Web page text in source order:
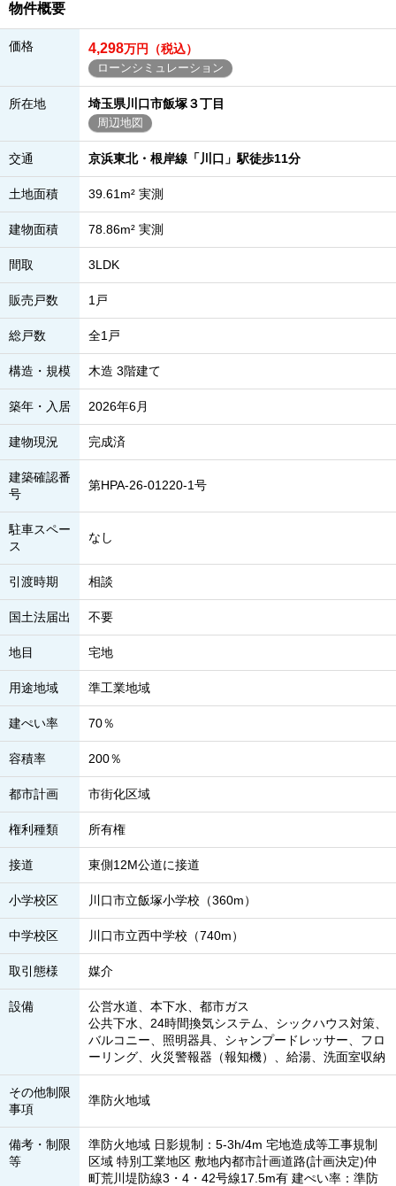
物件概要
価格 4,298万円（税込）
ローンシミュレーション
所在地 埼玉県川口市飯塚３丁目
周辺地図
交通 京浜東北・根岸線「川口」駅徒歩11分
土地面積 39.61m² 実測
建物面積 78.86m² 実測
間取 3LDK
販売戸数 1戸
総戸数 全1戸
構造・規模 木造 3階建て
築年・入居 2026年6月
建物現況 完成済
建築確認番
号
第HPA-26-01220-1号
駐車スペー
ス
なし
引渡時期 相談
国土法届出 不要
地目 宅地
用途地域 準工業地域
建ぺい率 70％
容積率 200％
都市計画 市街化区域
権利種類 所有権
接道 東側12M公道に接道
小学校区 川口市立飯塚小学校（360m）
中学校区 川口市立西中学校（740m）
取引態様 媒介
設備
公営水道、本下水、都市ガス
公共下水、24時間換気システム、シックハウス対策、
バルコニー、照明器具、シャンプードレッサー、フロ
ーリング、火災警報器（報知機）、給湯、洗面室収納
その他制限
事項
準防火地域
備考・制限
等
準防火地域 日影規制：5-3h/4m 宅地造成等工事規制
区域 特別工業地区 敷地内都市計画道路(計画決定)仲
町荒川堤防線3・4・42号線17.5m有 建ぺい率：準防